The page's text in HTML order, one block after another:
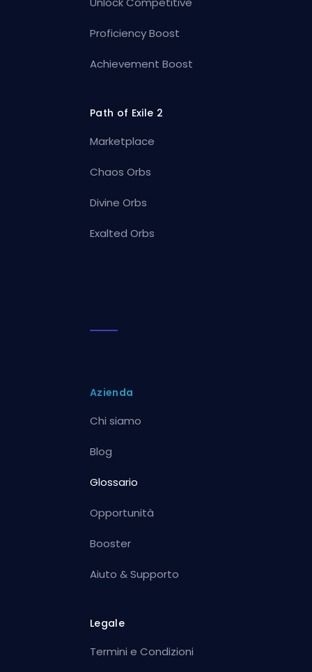
Proficiency Boost
Achievement Boost
Path of Exile 2
Marketplace
Chaos Orbs
Divine Orbs
Exalted Orbs
Azienda
Chi siamo
Blog
Glossario
Opportunità
Booster
Aiuto & Supporto
Legale
Termini e Condizioni